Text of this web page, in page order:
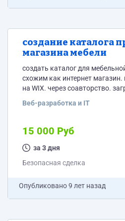
создание каталога
магазина мебели
создать каталог для
схожим как интернет магазин.
на WIX. через соавторство.
http://mebel-bora.ru
Веб-разработка и IT
15 000 Руб
за 3 дня
Безопасная сделка
Опубликовано9 лет назад